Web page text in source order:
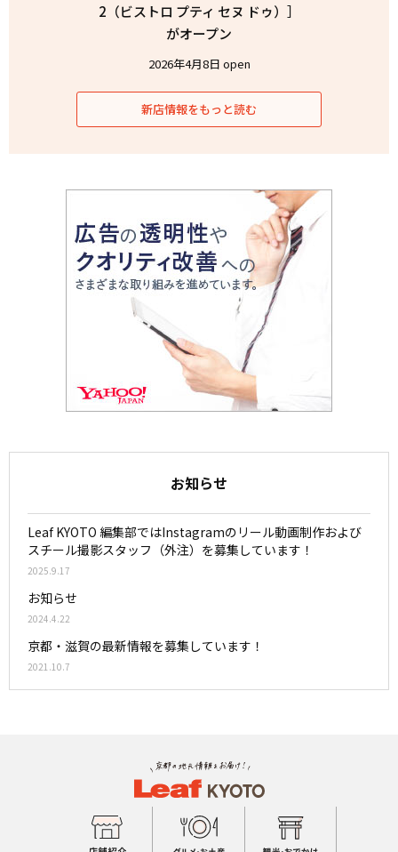
2（ビストロ プティ セヌ ドゥ）］
がオープン
2026年4月8日 open
新店情報をもっと読む
お知らせ
Leaf KYOTO 編集部ではInstagramのリール動画制作および
スチール撮影スタッフ（外注）を募集しています！
2025.9.17
お知らせ
2024.4.22
京都・滋賀の最新情報を募集しています！
2021.10.7